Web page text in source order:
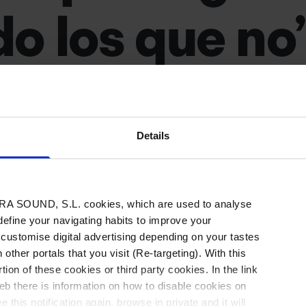
Details
SOUND, S.L. cookies, which are used to analyse
your navigating habits to improve your
digital advertising depending on your tastes
other portals that you visit (Re-targeting). With this
of these cookies or third party cookies. In the link
there is information on how to disable cookies on
this notification again, browse in private and it will
los que
Zafra explora cómo rebelarnos ante la
nuestra vida. Estrategias para escapar
no solo nos separan de nuestros
“Inefable”, es decir, “lo que no se puede